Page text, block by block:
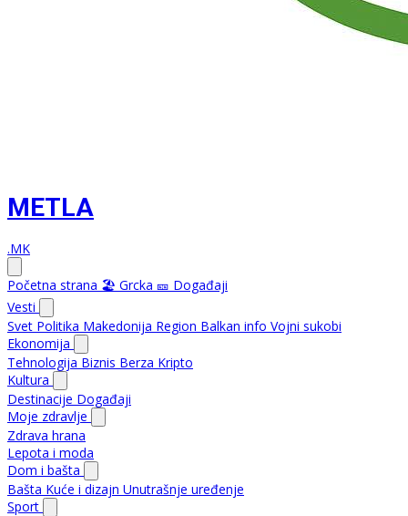
METLA
.MK
Početna strana 🏖️ Grcka 🎫 Događaji
Vesti
Svet Politika Makedonija Region Balkan info Vojni sukobi
Ekonomija
Tehnologija Biznis Berza Kripto
Kultura
Destinacije Događaji
Moje zdravlje
Zdrava hrana
Lepota i moda
Dom i bašta
Bašta Kuće i dizajn Unutrašnje uređenje
Sport